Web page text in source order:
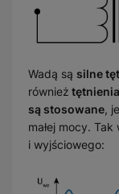
Wadą są silne
również
są stosowane,
małej mocy.
i wyjściowego: